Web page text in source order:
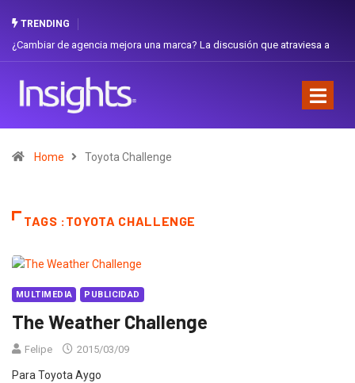
TRENDING
¿Cambiar de agencia mejora una marca? La discusión que atraviesa a
Home Toyota Challenge
TAGS :TOYOTA CHALLENGE
MULTIMEDIA PUBLICIDAD
The Weather Challenge
Felipe 2015/03/09
Para Toyota Aygo